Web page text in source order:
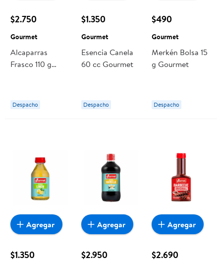
$2.750
Gourmet
Alcaparras
Frasco 110 g
Despacho
$1.350
Gourmet
Esencia Canela
60 cc Gourmet
Despacho
$490
Gourmet
Merkén Bolsa 15
g Gourmet
Despacho
$1.350
Agregar
$2.950
Agregar
$2.690
Agregar